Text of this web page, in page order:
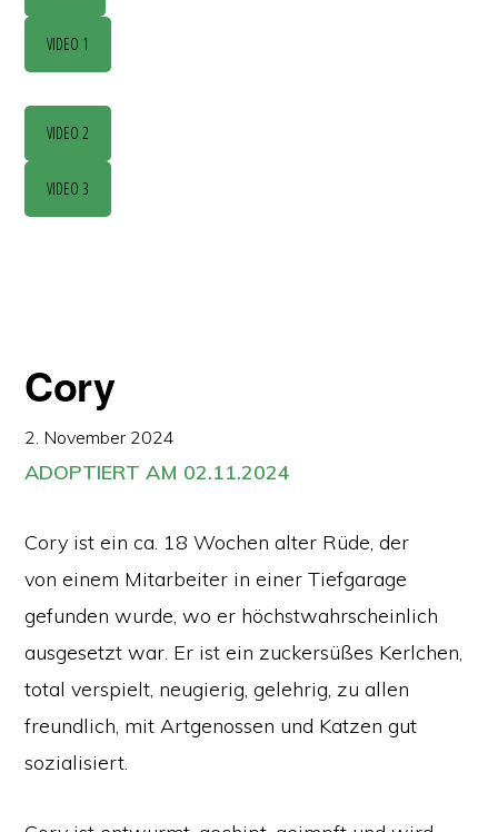
VIDEO 1
VIDEO 2
VIDEO 3
Cory
2. November 2024
ADOPTIERT AM 02.11.2024
Cory ist ein ca. 18 Wochen alter Rüde, der
von einem Mitarbeiter in einer Tiefgarage
gefunden wurde, wo er höchstwahrscheinlich
ausgesetzt war. Er ist ein zuckersüßes Kerlchen,
total verspielt, neugierig, gelehrig, zu allen
freundlich, mit Artgenossen und Katzen gut
sozialisiert.